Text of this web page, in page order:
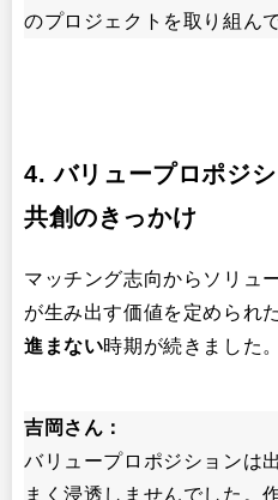
のプロジェクトを取り組ん
4. バリュープロポジ
共創のきっかけ
マッチング志向からソリュ
が生み出す価値を定められ
進まない時期が続きました。
吉岡さん：
バリュープロポジションは
まく浸透しませんでした。